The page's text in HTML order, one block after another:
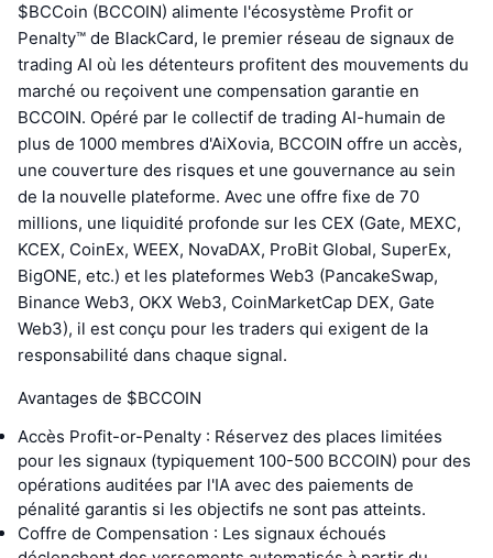
$BCCoin (BCCOIN) alimente l'écosystème Profit or
Penalty™ de BlackCard, le premier réseau de signaux de
trading AI où les détenteurs profitent des mouvements du
marché ou reçoivent une compensation garantie en
BCCOIN. Opéré par le collectif de trading AI-humain de
plus de 1000 membres d'AiXovia, BCCOIN offre un accès,
une couverture des risques et une gouvernance au sein
de la nouvelle plateforme. Avec une offre fixe de 70
millions, une liquidité profonde sur les CEX (Gate, MEXC,
KCEX, CoinEx, WEEX, NovaDAX, ProBit Global, SuperEx,
BigONE, etc.) et les plateformes Web3 (PancakeSwap,
Binance Web3, OKX Web3, CoinMarketCap DEX, Gate
Web3), il est conçu pour les traders qui exigent de la
responsabilité dans chaque signal.
Avantages de $BCCOIN
Accès Profit-or-Penalty : Réservez des places limitées
pour les signaux (typiquement 100-500 BCCOIN) pour des
opérations auditées par l'IA avec des paiements de
pénalité garantis si les objectifs ne sont pas atteints.
Coffre de Compensation : Les signaux échoués